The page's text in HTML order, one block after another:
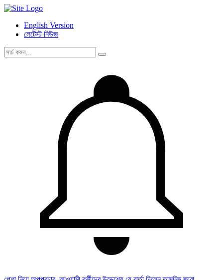
English Version
লেটেস্ট নিউজ